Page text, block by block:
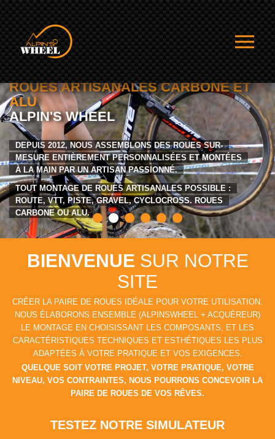
ROUES ARTISANALES CARBONE ET
ALU
ALPIN'S WHEEL
DEPUIS 2012, NOUS ASSEMBLONS DES ROUES SUR-
MESURE ENTIÈREMENT PERSONNALISÉES ET MONTÉES
À LA MAIN PAR UN ARTISAN PASSIONNÉ.
TOUT MONTAGE DE ROUES ARTISANALES POSSIBLE :
ROUTE, VTT, PISTE, GRAVEL, CYCLOCROSS. ROUES
CARBONE OU ALU.
BIENVENUE SUR NOTRE
SITE
CRÉER LA PAIRE DE ROUES IDÉALE POUR VOTRE UTILISATION.
NOUS ÉLABORONS ENSEMBLE (ALPINSWHEEL + ACQUÉREUR)
LE MONTAGE EN CHOISISSANT LES COMPOSANTS, ET LES
CARACTÉRISTIQUES TECHNIQUES ET ESTHÉTIQUES LES PLUS
ADAPTÉES À VOTRE PRATIQUE ET VOS EXIGENCES.
QUELQUE SOIT VOTRE PROJET, VOTRE PRATIQUE, VOTRE
NIVEAU, VOS CONTRAINTES, NOUS POURRONS CONCEVOIR LA
PAIRE DE ROUES DE VOS RÊVES.
TESTEZ NOTRE SIMULATEUR